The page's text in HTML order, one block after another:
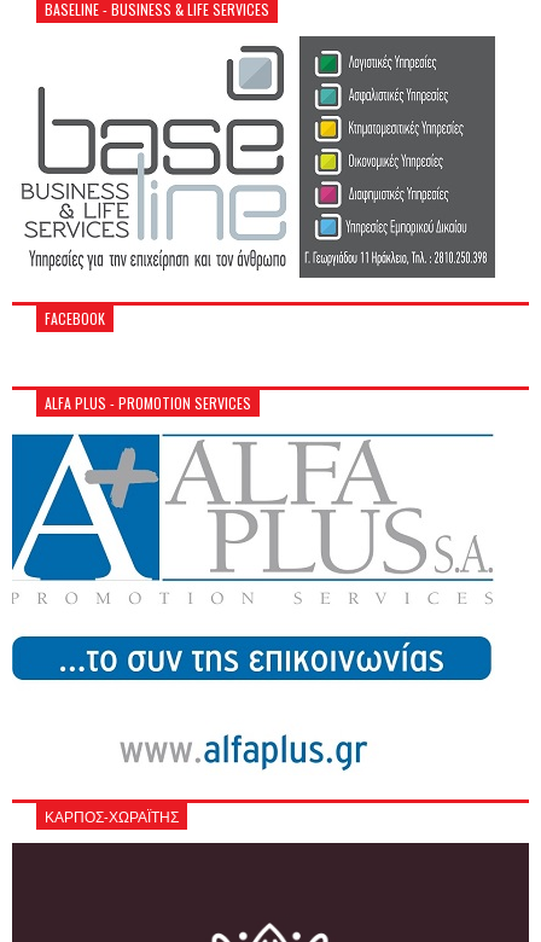
BASELINE - BUSINESS & LIFE SERVICES
FACEBOOK
ALFA PLUS - PROMOTION SERVICES
ΚΑΡΠΟΣ-ΧΩΡΑΪΤΗΣ